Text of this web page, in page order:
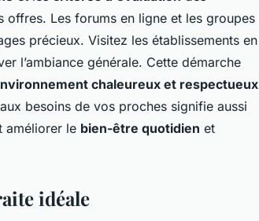
Les forums en ligne et les groupes
précieux. Visitez les établissements en
l’ambiance générale. Cette démarche
chaleureux et respectueux
besoins de vos proches signifie aussi
améliorer le bien-être quotidien et
idéale